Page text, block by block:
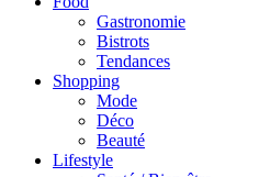
Gastronomie
Bistrots
Tendances
Shopping
Mode
Déco
Beauté
Lifestyle